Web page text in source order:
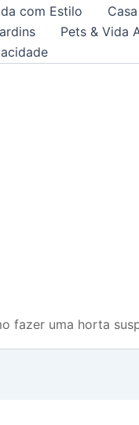
com Estilo
Pets & Vida
fazer uma horta